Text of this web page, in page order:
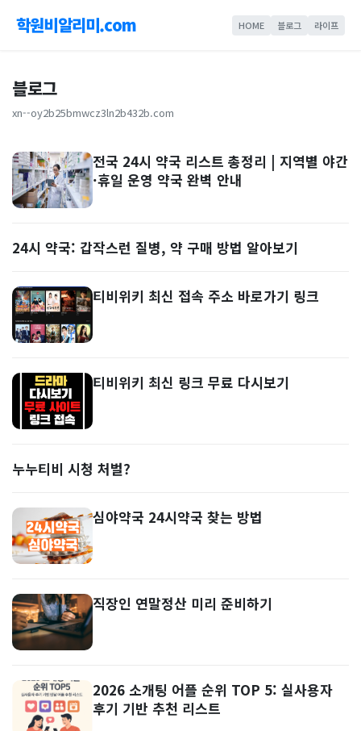
학원비알리미.com HOME 블로그 라이프
블로그
xn--oy2b25bmwcz3ln2b432b.com
전국 24시 약국 리스트 총정리 | 지역별 야간
·휴일 운영 약국 완벽 안내
24시 약국: 갑작스런 질병, 약 구매 방법 알아보기
티비위키 최신 접속 주소 바로가기 링크
티비위키 최신 링크 무료 다시보기
누누티비 시청 처벌?
심야약국 24시약국 찾는 방법
직장인 연말정산 미리 준비하기
2026 소개팅 어플 순위 TOP 5: 실사용자
후기 기반 추천 리스트